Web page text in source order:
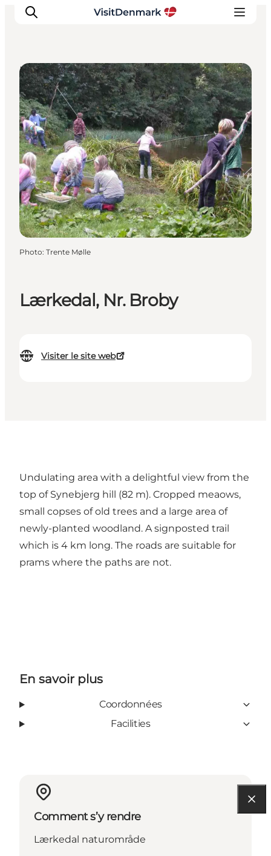
Inspirations
Destinations
Quoi faire
Hébergements
Planifiez votre voyage
Lærkedal, Nr. Broby
Visiter le site web
Natural Areas
Photo: Trente Mølle
Undulating area with a delightful view from the
top of Synebjerg hill (82 m). Cropped meaows,
small copses of old trees and a large area of
newly-planted woodland. A signposted trail
which is 4 km long. The roads are suitable for
prams where the paths are not.
En savoir plus
Coordonnées
Facilities
Comment s’y rendre
Lærkedal naturområde